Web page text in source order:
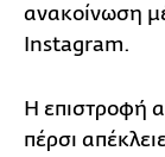
ανακοίνωση
Instagram.
H επιστροφή
πέρσι